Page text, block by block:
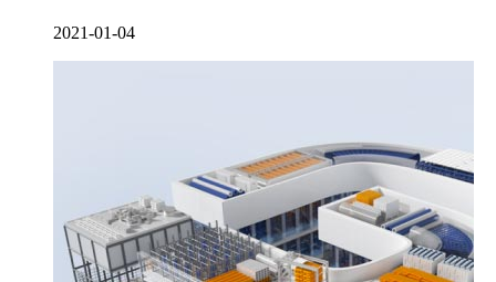
2021-01-04